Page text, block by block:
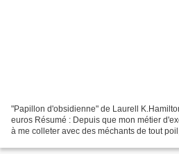
"Papillon d'obsidienne" de Laurell
euros Résumé : Depuis que mon métier
à me colleter avec des méchants de tout